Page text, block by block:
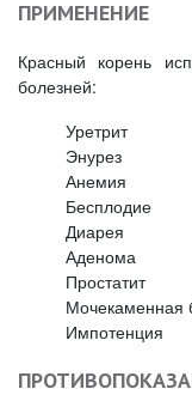
ПРИМЕНЕНИЕ
Красный корень
болезней:
Уретрит
Энурез
Анемия
Бесплодие
Диарея
Аденома
Простатит
Мочекаменная
Импотенция